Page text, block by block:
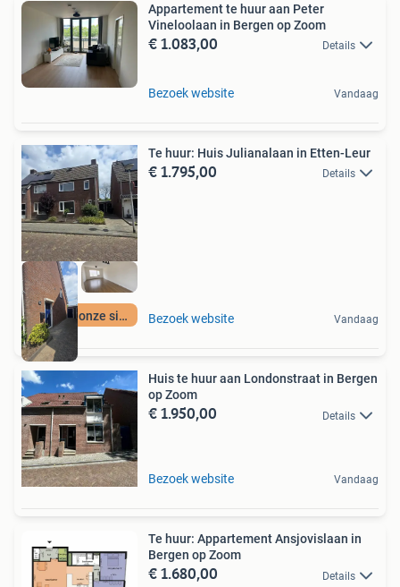
Appartement te huur aan Peter
Vineloolaan in Bergen op Zoom
€ 1.083,00 Details
Bezoek website Vandaag
Meer op onze site
Te huur: Huis Julianalaan in Etten-Leur
€ 1.795,00 Details
Bezoek website Vandaag
Huis te huur aan Londonstraat in Bergen
op Zoom
€ 1.950,00 Details
Bezoek website Vandaag
Te huur: Appartement Ansjovislaan in
Bergen op Zoom
€ 1.680,00 Details